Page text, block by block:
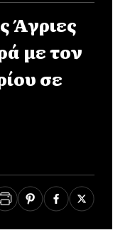
Άγριες
με τον
σε